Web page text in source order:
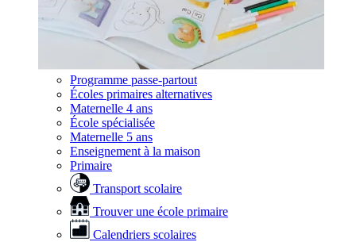
Programme passe-partout
Écoles primaires alternatives
Maternelle 4 ans
École spécialisée
Maternelle 5 ans
Enseignement à la maison
Primaire
Transport scolaire
Trouver une école primaire
Calendriers scolaires